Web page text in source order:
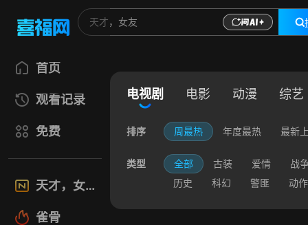
首页
观看记录
免费
天才，女友
雀骨
电视剧 电影 动漫 综艺
排序 周最热 年度最热 最新
类型 全部 古装 爱情
战
历史
科幻 警匪 动作